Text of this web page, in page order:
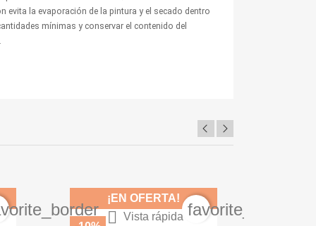
evita la evaporación de la pintura y el secado dentro
mínimas y conservar el contenido del
 Vista rápida
Bronzegrün 71.250
¡EN OFERTA!
favorite_border